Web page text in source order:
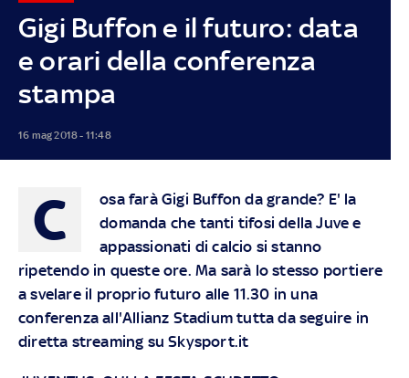
Gigi Buffon e il futuro: data
e orari della conferenza
stampa
16 mag 2018 - 11:48
C
osa farà Gigi Buffon da grande? E' la
domanda che tanti tifosi della Juve e
appassionati di calcio si stanno
ripetendo in queste ore. Ma sarà lo stesso portiere
a svelare il proprio futuro alle 11.30 in una
conferenza all'Allianz Stadium tutta da seguire in
diretta streaming su Skysport.it